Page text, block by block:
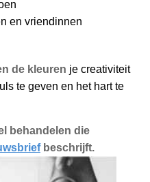
en vriendinnen
de kleuren je creativiteit
te geven en het hart te
behandelen die
beschrijft.